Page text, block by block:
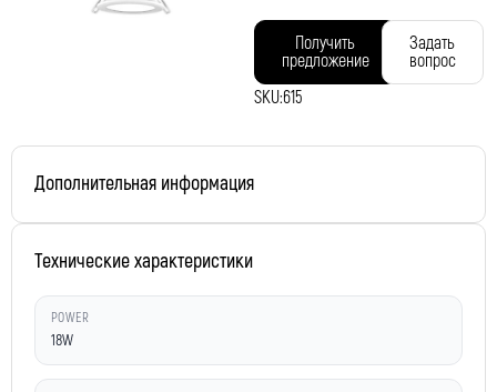
Получить
предложение
Задать
вопрос
SKU:615
Дополнительная информация
Технические характеристики
POWER
18W